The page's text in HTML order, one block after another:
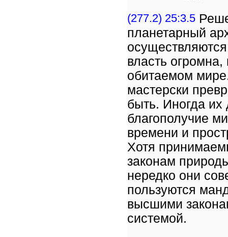
(277.2) 25:3.5
планетарный
власть огромна,
обитаемом
мастерски
быть. Иногда их
благополучие
времени и
Хотя
законам
нередко они
пользуются
высшими
системой.